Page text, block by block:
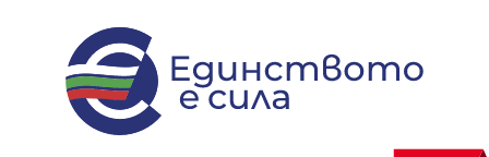
evroto.bgОфициална страница за приемане